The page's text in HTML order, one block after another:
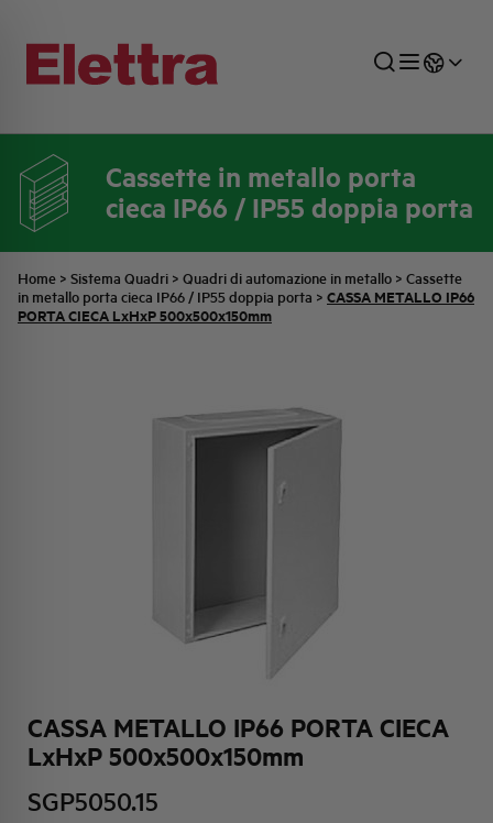
Cassette in metallo porta
cieca IP66 / IP55 doppia porta
Home > Sistema Quadri > Quadri di automazione in metallo > Cassette
in metallo porta cieca IP66 / IP55 doppia porta > CASSA METALLO IP66
PORTA CIECA LxHxP 500x500x150mm
CASSA METALLO IP66 PORTA CIECA
LxHxP 500x500x150mm
SGP5050.15
SETTORI
INDUSTRIALE
DISTRIBUZIONE DI ENERGIA
AUTOMAZIONE INDUSTRIALE
FOTOVOLTAICO
RETE COMMERCIALE
UFFICIO TECNICO
PREVENTIVAZIONE
COMMESSE QUADRI
AZIENDA
FAMIGLIA BELLINI
ATTIVITÀ E MERCATI
TUTTE LE NEWS
ULTIME NOTIZIE ISTITUZIONALI
JOB CAREERS
PARTNER